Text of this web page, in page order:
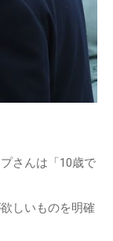
さんは「10歳で
しいものを明確